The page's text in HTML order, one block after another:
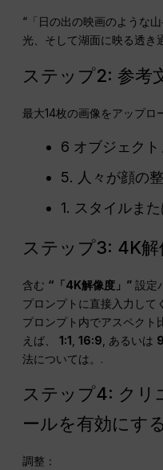
“「日の出の映画のような
光、そして湖面に映る透き
ステップ2: 参考
最大14枚の画像をアップロ
6 オブジェク
5. 人々が顔の
1. スタイルま
ステップ3: 4K解
含む “「4K解像度」” 設定
プロンプトに直接入力して
プロンプト内でアスペクト
えば、1:1 ,16:9 , あるいは
法については。.
ステップ4: クリ
ールを有効にする
調整：